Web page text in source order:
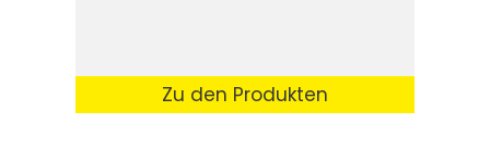
Zu den Produkten